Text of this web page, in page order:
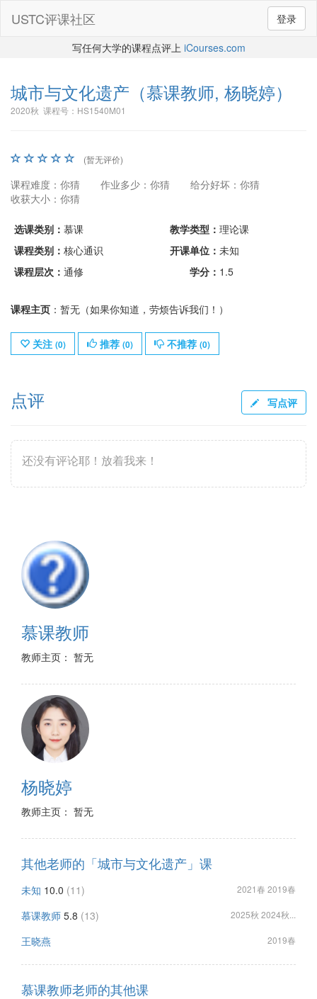
登录
USTC评课社区
写任何大学的课程点评上 iCourses.com
城市与文化遗产 （慕课教师, 杨晓婷）
2020秋 课程号：HS1540M01
(暂无评价)
课程难度：你猜 作业多少：你猜
给分好坏：你猜
收获大小：你猜
选课类别： 慕课 教学类型： 理论课
课程类别： 核心通识 开课单位： 未知
课程层次： 通修 学分： 1.5
课程主页 ：暂无（如果你知道，劳烦告诉我们！）
关注 (0) 推荐 (0) 不推荐 (0)
点评 写点评
还没有评论耶！放着我来！
慕课教师
教师主页： 暂无
杨晓婷
教师主页： 暂无
其他老师的「城市与文化遗产」课
未知 10.0 (11) 2021春 2019春
慕课教师 5.8 (13) 2025秋 2024秋...
王晓燕 2019春
慕课教师老师的其他课